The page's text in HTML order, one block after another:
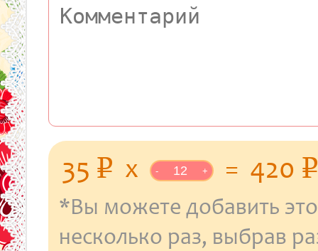
35 p уб.
x - + = 420 p
*Вы можете добавить
несколько раз, выбрав